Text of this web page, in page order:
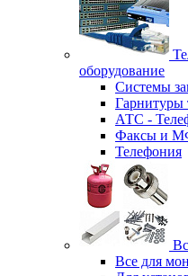
оборудование
Системы
Гарнитуры
АТС -
Факсы и
Телефония
Все для